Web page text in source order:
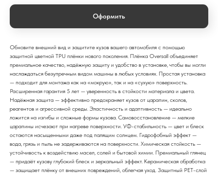
Оформить
Обновите внешний вид и защитите кузов вашего автомобиля с помощью
защитной цветной TPU плёнки нового поколения. Плёнка Oversall объединяет
премиальное качество, надёжную защиту и удобство в установке, чтобы вы могли
наслаждаться безупречным видом машины в любых условиях. Простая установка
— подходит для монтажа как на «мокрую», так и на «сухую» поверхность.
Расширенная гарантия 5 лет — уверенность в стойкости материала и цвета.
Надёжная защита — эффективно предохраняет кузов от царапин, сколов,
реагентов и агрессивной среды. Эластичность и адаптивность — идеально
ложится на изгибы и сложные формы кузова. Самовосстановление — мелкие
царапины исчезают при нагреве поверхности. УФ-стабильность — цвет и блеск
остаются насыщенными даже под палящим солнцем. Гидрофобный эффект —
вода, грязь и пыль не задерживаются на поверхности. Химическая стойкость —
устойчивость к воздействию масел, солей и бытовой химии. Премиальный глянец
— придаёт кузову глубокий блеск и зеркальный эффект. Керамическая обработка
— защищает плёнку от внешних повреждений, облегчая уход. Защитный PET-слой